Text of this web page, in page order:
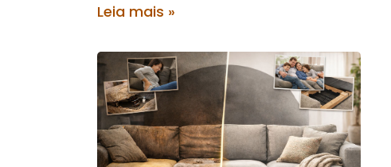
Leia mais »